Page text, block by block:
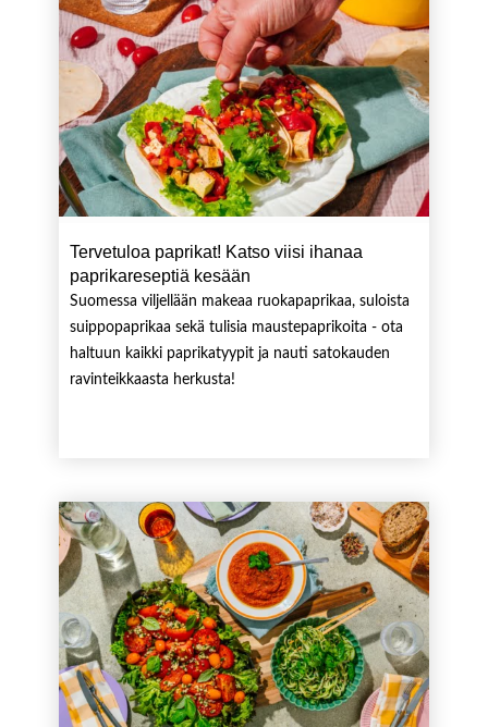
Tervetuloa paprikat! Katso viisi ihanaa
paprikareseptiä kesään
Suomessa viljellään makeaa ruokapaprikaa, suloista
suippopaprikaa sekä tulisia maustepaprikoita - ota
haltuun kaikki paprikatyypit ja nauti satokauden
ravinteikkaasta herkusta!